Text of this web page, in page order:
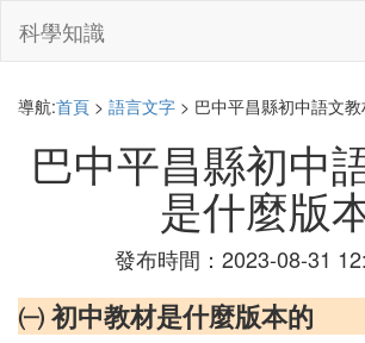
科學知識
導航:首頁 > 語言文字 > 巴中平昌縣初中語文
巴中平昌縣初中
是什麼版
發布時間：2023-08-31
㈠ 初中教材是什麼版本的